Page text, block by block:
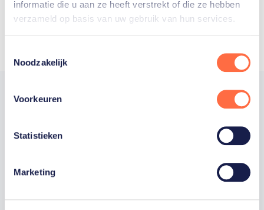
informatie die u aan ze heeft verstrekt of die ze hebben
verzameld op basis van uw gebruik van hun services.
Noodzakelijk
Voorkeuren
Statistieken
Marketing
Trotse hoofdsponsor
Staatsloterij is trotse hoofdsponsor van
sportiefste land van de wereld maken.